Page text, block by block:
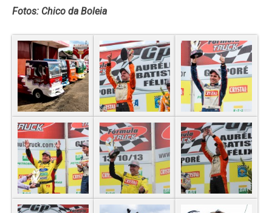
Fotos: Chico da Boleia